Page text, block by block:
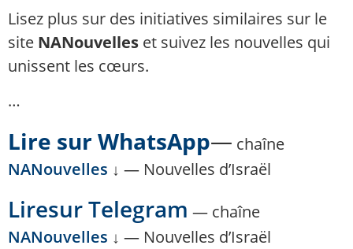
Lisez plus sur des initiatives similaires sur le
site NANouvelles et suivez les nouvelles qui
unissent les cœurs.
…
Lire sur WhatsApp— chaîne
NANouvelles ↓ — Nouvelles d’Israël
Liresur Telegram — chaîne
NANouvelles ↓ — Nouvelles d’Israël